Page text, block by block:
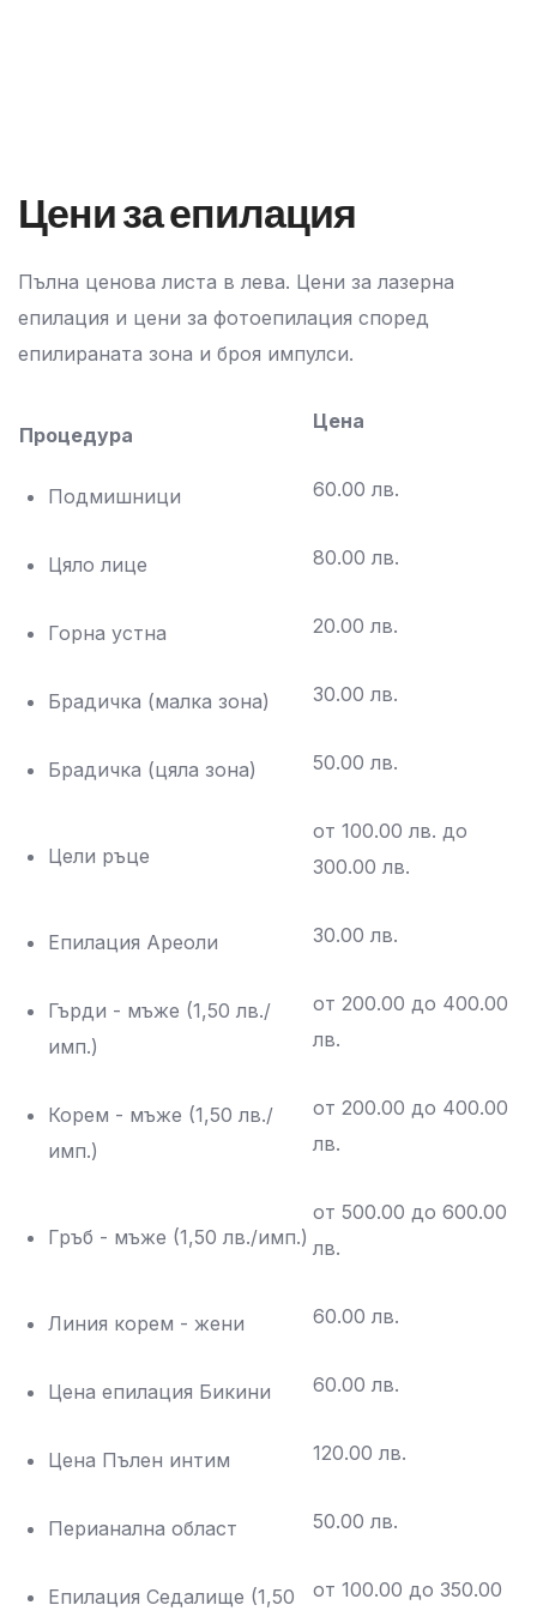
Цени за епилация
Пълна ценова листа в лева. Цени за лазерна
епилация и цени за фотоепилация според
епилираната зона и броя импулси.
Процедура
Цена
Подмишници 60.00 лв.
Цяло лице 80.00 лв.
Горна устна 20.00 лв.
Брадичка (малка зона) 30.00 лв.
Брадичка (цяла зона) 50.00 лв.
Цели ръце
от 100.00 лв. до
300.00 лв.
Епилация Ареоли 30.00 лв.
Гърди - мъже (1,50 лв./
имп.)
от 200.00 до 400.00
лв.
Корем - мъже (1,50 лв./
имп.)
от 200.00 до 400.00
лв.
Гръб - мъже (1,50 лв./имп.)
от 500.00 до 600.00
лв.
Линия корем - жени 60.00 лв.
Цена епилация Бикини 60.00 лв.
Цена Пълен интим 120.00 лв.
Перианална област 50.00 лв.
Епилация Седалище (1,50
от 100.00 до 350.00